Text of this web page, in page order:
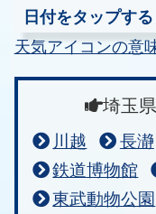
日付をタップす
天気アイコンの意
埼玉
川越 長瀞
鉄道博物館
東武動物公園